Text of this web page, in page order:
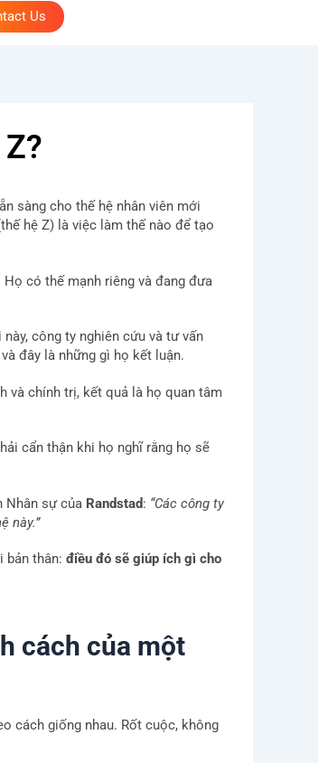
Us
sàng cho thế hệ nhân viên mới
hệ Z) là việc làm thế nào để tạo
Họ có thế mạnh riêng và đang đưa
công ty nghiên cứu và tư vấn
đây là những gì họ kết luận.
và chính trị, kết quả là họ quan tâm
cẩn thận khi họ nghĩ rằng họ sẽ
Nhân sự của Randstad: “Các công ty
này.”
bản thân:điều đó sẽ giúp ích gì cho
cách của một
cách giống nhau. Rốt cuộc, không